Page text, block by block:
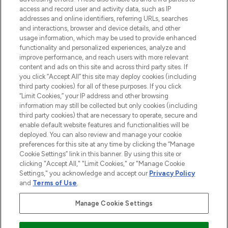
Lieferung ab einem Einkaufswert von 30€.
Cookie-Einwilligung
Do Not Sell or Share My Personal
Information
HILFE & INFORMATION
IMPRESSUM
ÜBER LOOKFANTASTIC
Pay Securely With
access and record user and activity data, such as IP
addresses and online identifiers, referring URLs, searches
and interactions, browser and device details, and other
usage information, which may be used to provide enhanced
functionality and personalized experiences, analyze and
improve performance, and reach users with more relevant
content and ads on this site and across third party sites. If
you click “Accept All” this site may deploy cookies (including
third party cookies) for all of these purposes. If you click
“Limit Cookies,” your IP address and other browsing
information may still be collected but only cookies (including
third party cookies) that are necessary to operate, secure and
enable default website features and functionalities will be
deployed. You can also review and manage your cookie
preferences for this site at any time by clicking the “Manage
Cookie Settings” link in this banner. By using this site or
clicking "Accept All," "Limit Cookies," or "Manage Cookie
Settings," you acknowledge and accept our Privacy Policy
and Terms of Use.
Manage Cookie Settings